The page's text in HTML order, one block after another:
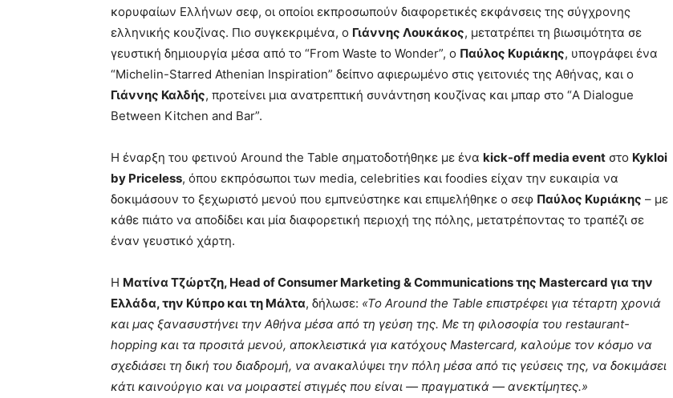
κορυφαίων Ελλήνων σεφ, οι οποίοι εκπροσωπούν διαφορετικές εκφάνσεις της σύγχρονης
ελληνικής κουζίνας. Πιο συγκεκριμένα, ο Γιάννης Λουκάκος, μετατρέπει τη βιωσιμότητα σε
γευστική δημιουργία μέσα από το “From Waste to Wonder”, ο Παύλος Κυριάκης, υπογράφει ένα
“Michelin-Starred Athenian Inspiration” δείπνο αφιερωμένο στις γειτονιές της Αθήνας, και ο
Γιάννης Καλδής, προτείνει μια ανατρεπτική συνάντηση κουζίνας και μπαρ στο “A Dialogue
Between Kitchen and Bar”.
Η έναρξη του φετινού Around the Table σηματοδοτήθηκε με ένα kick-off media event στο Kykloi
by Priceless, όπου εκπρόσωποι των media, celebrities και foodies είχαν την ευκαιρία να
δοκιμάσουν το ξεχωριστό μενού που εμπνεύστηκε και επιμελήθηκε ο σεφ Παύλος Κυριάκης – με
κάθε πιάτο να αποδίδει και μία διαφορετική περιοχή της πόλης, μετατρέποντας το τραπέζι σε
έναν γευστικό χάρτη.
Η Ματίνα Τζώρτζη, Head ofConsumer Marketing & Communications της Mastercard για την
Ελλάδα, την Κύπρο και τη Μάλτα, δήλωσε: «Το Around the Table επιστρέφει για τέταρτη χρονιά
και μας ξανασυστήνει την Αθήνα μέσα από τη γεύση της. Με τη φιλοσοφία του restaurant-
hopping και τα προσιτά μενού, αποκλειστικά για κατόχους Mastercard, καλούμε τον κόσμο να
σχεδιάσει τη δική του διαδρομή, να ανακαλύψει την πόλη μέσα από τις γεύσεις της, να δοκιμάσει
κάτι καινούργιο και να μοιραστεί στιγμές που είναι — πραγματικά — ανεκτίμητες.»